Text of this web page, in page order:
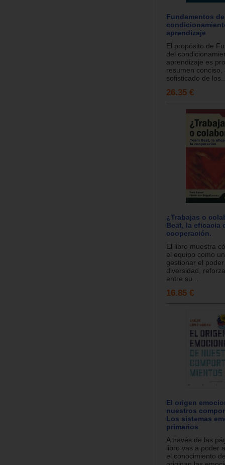
Fundamentos
aprendizaje
El propósito de
del
aprendizaje es
resumen conciso,
sofisticado de
26.35 €
¿Trabajas o
Beat, la eficacia
cooperación.
El libro muestra
el equipo como
gestionar el
diversidad,
entre su...
16.85 €
El origen
nuestros
Los sistemas
primarios
A través de las
libro vas a poder
el conocimiento